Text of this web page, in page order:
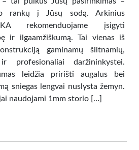
rankų į Jūsų sodą. Arkinius
rekomenduojame įsigyti
ir ilgaamžiškumą. Tai vienas iš
gaminamų šiltnamių,
profesionaliai daržininkystei.
leidžia pririšti augalus bei
sniegas lengvai nuslysta žemyn.
naudojami 1mm storio […]